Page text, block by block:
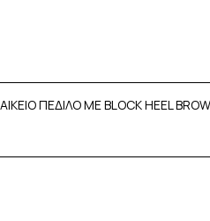
ΠΕΔΙΛΟ ΜΕ BLOCK HEEL